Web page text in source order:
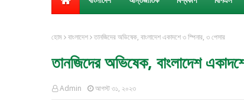
হোম বাংলাদেশ তানজিদের অভিষেক, বাংলাদেশ একাদশে ৩ স্পিনার, ৩ পেসার
তানজিদের অভিষেক, বাংলাদেশ
Admin আগস্ট ৩১, ২০২৩